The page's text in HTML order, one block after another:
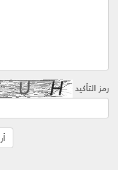
رمز التأكيد